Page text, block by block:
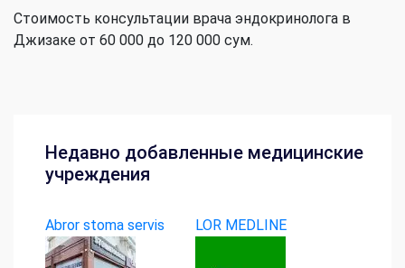
Стоимость консультации врача эндокринолога в
Джизаке от 60 000 до 120 000 сум.
Недавно добавленные медицинские
учреждения
Abror stoma servis LOR MEDLINE